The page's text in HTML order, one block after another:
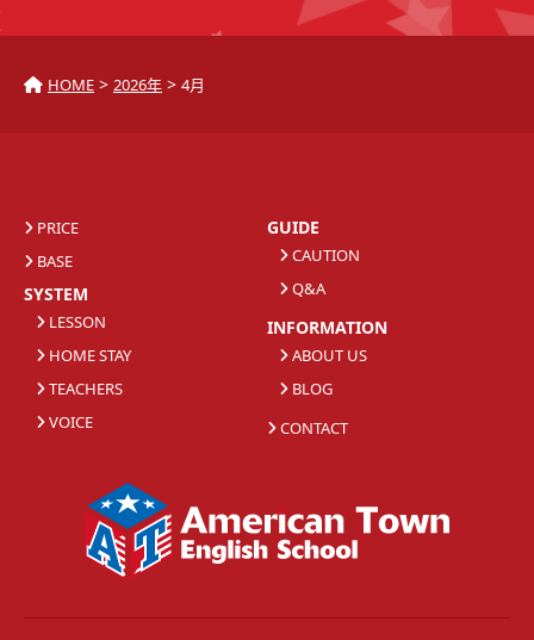
HOME > 2026年 > 4月
PRICE
BASE
SYSTEM
LESSON
HOME STAY
TEACHERS
VOICE
GUIDE
CAUTION
Q&A
INFORMATION
ABOUT US
BLOG
CONTACT